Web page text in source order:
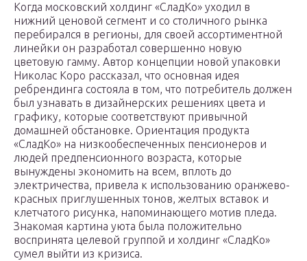
Когда московский холдинг «СладКо» уходил в
нижний ценовой сегмент и со столичного рынка
перебирался в регионы, для своей ассортиментной
линейки он разработал совершенно новую
цветовую гамму. Автор концепции новой упаковки
Николас Коро рассказал, что основная идея
ребрендинга состояла в том, что потребитель должен
был узнавать в дизайнерских решениях цвета и
графику, которые соответствуют привычной
домашней обстановке. Ориентация продукта
«СладКо» на низкообеспеченных пенсионеров и
людей предпенсионного возраста, которые
вынуждены экономить на всем, вплоть до
электричества, привела к использованию оранжево-
красных приглушенных тонов, желтых вставок и
клетчатого рисунка, напоминающего мотив пледа.
Знакомая картина уюта была положительно
воспринята целевой группой и холдинг «СладКо»
сумел выйти из кризиса.